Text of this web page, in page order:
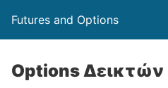
Futures and Options
Options Δεικτών